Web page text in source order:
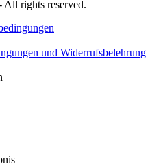
All rights reserved.
und Widerrufsbelehrung